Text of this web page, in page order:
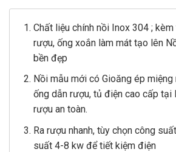
Chất liệu chính nồi Inox 304 ;
rượu, ống xoắn làm mát tạo lên
bền đẹp
Nồi mẫu mới có Gioăng ép miệng
ống dẫn rượu, tủ điện cao cấp tại
rượu an toàn.
Ra rượu nhanh, tùy chọn công
suất 4-8 kw để tiết kiệm điện